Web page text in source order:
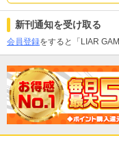
新刊通知を受け取る
会員登録をすると「LIAR